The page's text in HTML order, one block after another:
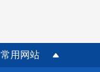
常用网站